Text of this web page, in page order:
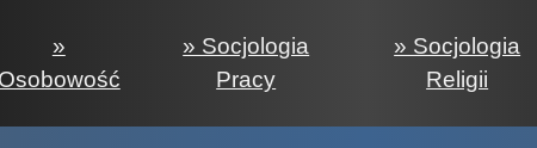
»
Osobowość
» Socjologia
Pracy
» Socjologia
Religii